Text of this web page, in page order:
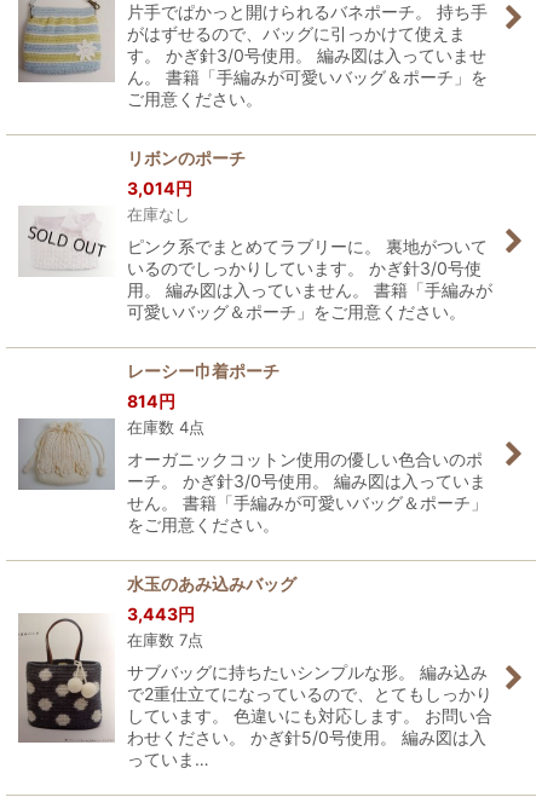
片手でぱかっと開けられるバネポーチ。 持ち手
がはずせるので、バッグに引っかけて使えま
す。 かぎ針3/0号使用。 編み図は入っていませ
ん。 書籍「手編みが可愛いバッグ＆ポーチ」を
ご用意ください。
リボンのポーチ
3,014円
在庫なし
ピンク系でまとめてラブリーに。 裏地がついて
いるのでしっかりしています。 かぎ針3/0号使
用。 編み図は入っていません。 書籍「手編みが
可愛いバッグ＆ポーチ」をご用意ください。
レーシー巾着ポーチ
814円
在庫数 4点
オーガニックコットン使用の優しい色合いのポ
ーチ。 かぎ針3/0号使用。 編み図は入っていま
せん。 書籍「手編みが可愛いバッグ＆ポーチ」
をご用意ください。
水玉のあみ込みバッグ
3,443円
在庫数 7点
サブバッグに持ちたいシンプルな形。 編み込み
で2重仕立てになっているので、とてもしっかり
しています。 色違いにも対応します。 お問い合
わせください。 かぎ針5/0号使用。 編み図は入
っていま…